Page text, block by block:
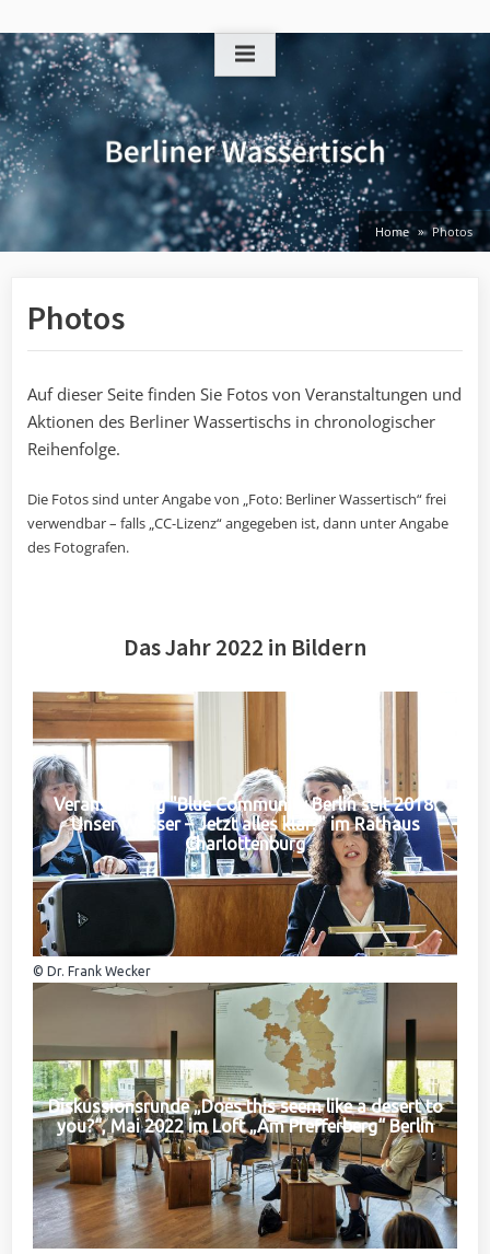
to
content
Home Photos
Photos
Auf dieser Seite finden Sie Fotos von Veranstaltungen und
Aktionen des Berliner Wassertischs in chronologischer
Reihenfolge.
Die Fotos sind unter Angabe von „Foto: Berliner Wassertisch“ frei
verwendbar – falls „CC-Lizenz“ angegeben ist, dann unter Angabe
des Fotografen.
Das Jahr 2022 in Bildern
Veranstaltung "Blue Community Berlin seit 2018:
Unser Wasser – Jetzt alles klar?" im Rathaus
Charlottenburg
© Dr. Frank Wecker
Diskussionsrunde „Does this seem like a desert to
you?“, Mai 2022 im Loft „Am Pfefferberg“ Berlin